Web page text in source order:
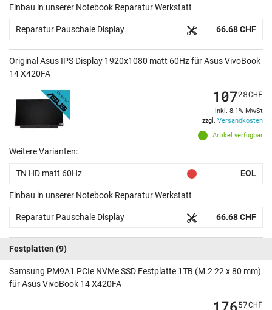
Einbau in unserer Notebook Reparatur Werkstatt
Reparatur Pauschale Display 66.68 CHF
Original Asus IPS Display 1920x1080 matt 60Hz für Asus VivoBook
14 X420FA
Artikel verfügbar
10728CHF
inkl. 8.1% MwSt
zzgl. Versandkosten
Weitere Varianten:
TN HD matt 60Hz EOL
Einbau in unserer Notebook Reparatur Werkstatt
Reparatur Pauschale Display 66.68 CHF
Festplatten (9)
Samsung PM9A1 PCIe NVMe SSD Festplatte 1TB (M.2 22 x 80 mm)
für Asus VivoBook 14 X420FA
57CHF